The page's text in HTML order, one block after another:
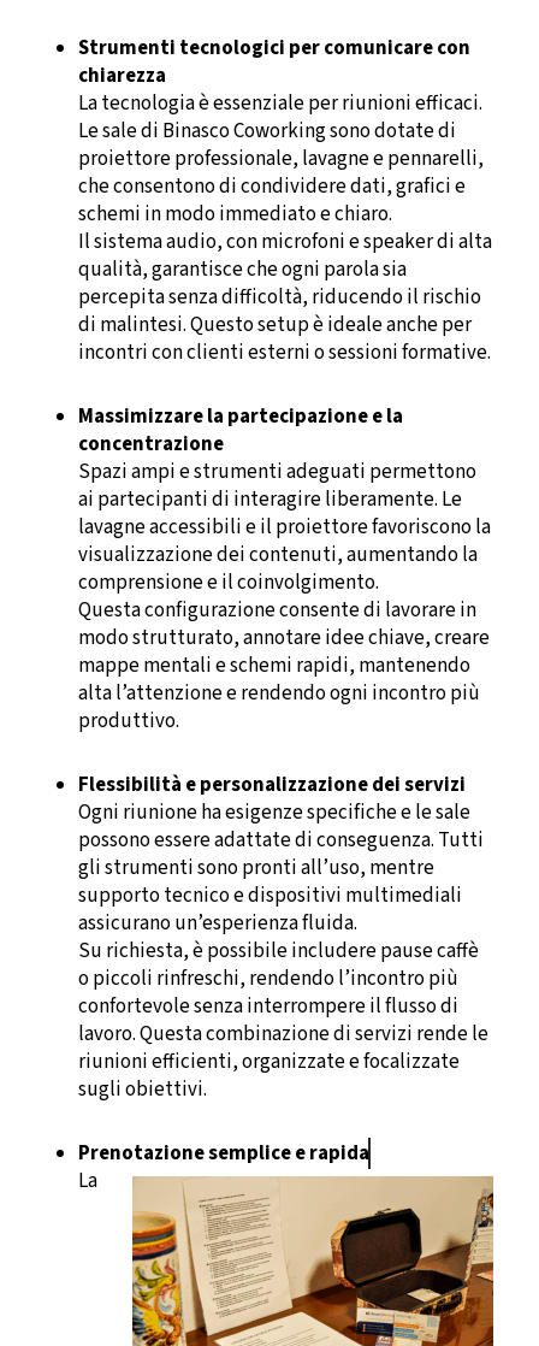
Strumenti tecnologici per comunicare con
chiarezza
La tecnologia è essenziale per riunioni efficaci.
Le sale di Binasco Coworking sono dotate di
proiettore professionale, lavagne e pennarelli,
che consentono di condividere dati, grafici e
schemi in modo immediato e chiaro.
Il sistema audio, con microfoni e speaker di alta
qualità, garantisce che ogni parola sia
percepita senza difficoltà, riducendo il rischio
di malintesi. Questo setup è ideale anche per
incontri con clienti esterni o sessioni formative.
Massimizzare la partecipazione e la
concentrazione
Spazi ampi e strumenti adeguati permettono
ai partecipanti di interagire liberamente. Le
lavagne accessibili e il proiettore favoriscono la
visualizzazione dei contenuti, aumentando la
comprensione e il coinvolgimento.
Questa configurazione consente di lavorare in
modo strutturato, annotare idee chiave, creare
mappe mentali e schemi rapidi, mantenendo
alta l’attenzione e rendendo ogni incontro più
produttivo.
Flessibilità e personalizzazione dei servizi
Ogni riunione ha esigenze specifiche e le sale
possono essere adattate di conseguenza. Tutti
gli strumenti sono pronti all’uso, mentre
supporto tecnico e dispositivi multimediali
assicurano un’esperienza fluida.
Su richiesta, è possibile includere pause caffè
o piccoli rinfreschi, rendendo l’incontro più
confortevole senza interrompere il flusso di
lavoro. Questa combinazione di servizi rende le
riunioni efficienti, organizzate e focalizzate
sugli obiettivi.
Prenotazione semplice e rapida
La